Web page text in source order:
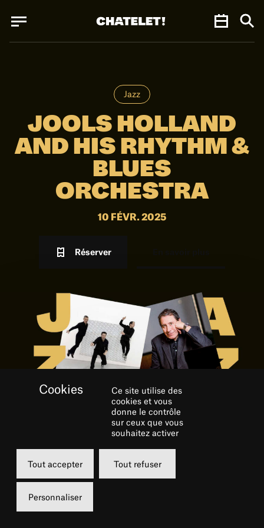
Jazz
JOOLS HOLLAND
AND HIS RHYTHM &
BLUES
ORCHESTRA
10 FÉVR. 2025
Réserver
Ce site utilise des
cookies et vous
donne le contrôle
sur ceux que vous
souhaitez activer
Tout accepter Tout refuser
Personnaliser